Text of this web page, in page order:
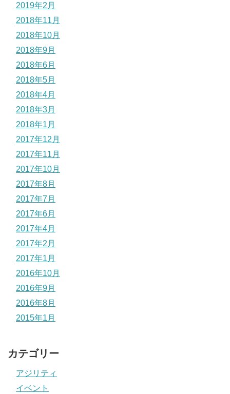
2019年2月
2018年11月
2018年10月
2018年9月
2018年6月
2018年5月
2018年4月
2018年3月
2018年1月
2017年12月
2017年11月
2017年10月
2017年8月
2017年7月
2017年6月
2017年4月
2017年2月
2017年1月
2016年10月
2016年9月
2016年8月
2015年1月
カテゴリー
アジリティ
イベント